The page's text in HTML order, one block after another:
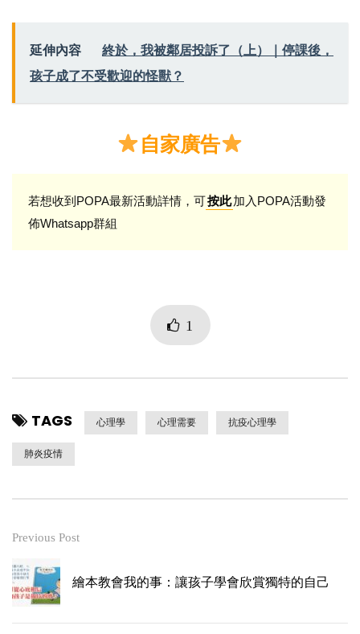
延伸內容
終於，我被鄰居投訴了（上）｜停課後，
孩子成了不受歡迎的怪獸？
自家廣告
若想收到POPA最新活動詳情，可按此加入POPA活動發
佈Whatsapp群組
1
TAGS 心理學 心理需要 抗疫心理學
肺炎疫情
Previous Post
繪本教會我的事：讓孩子學會欣賞獨特的自己